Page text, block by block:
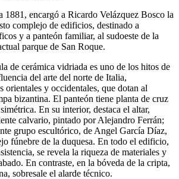
1881, encargó a Ricardo Velázquez Bosco la
complejo de edificios, destinado a
y a panteón familiar, al sudoeste de la
parque de San Roque.
de cerámica vidriada es uno de los hitos de
del arte del norte de Italia,
orientales y occidentales, que dotan al
bizantina. El panteón tiene planta de cruz
En su interior, destaca el altar,
calvario, pintado por Alejandro Ferrán;
grupo escultórico, de Angel García Díaz,
fúnebre de la duquesa. En todo el edificio,
se revela la riqueza de materiales y
En contraste, en la bóveda de la cripta,
sobresale el alarde técnico.